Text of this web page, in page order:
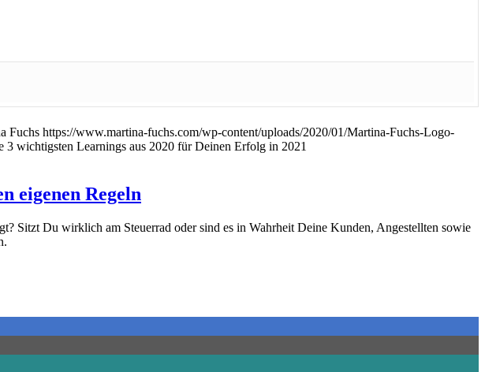
Fuchs https://www.martina-fuchs.com/wp-content/uploads/2020/01/Martina-Fuchs-Logo-
wichtigsten Learnings aus 2020 für Deinen Erfolg in 2021
eigenen Regeln
Sitzt Du wirklich am Steuerrad oder sind es in Wahrheit Deine Kunden, Angestellten sowie